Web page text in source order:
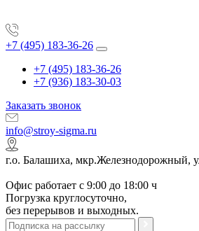
+7 (495) 183-36-26
+7 (495) 183-36-26
+7 (936) 183-30-03
Заказать звонок
info@stroy-sigma.ru
г.о. Балашиха, мкр.Железнодорожный,
Офис работает с 9:00 до 18:00 ч
Погрузка круглосуточно,
без перерывов и выходных.